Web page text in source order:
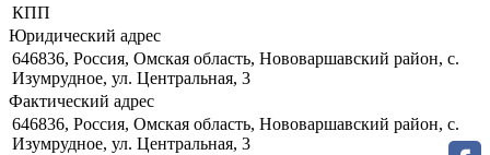
КПП
Юридический адрес
646836, Россия, Омская область, Нововаршавский район, с.
Изумрудное, ул. Центральная, 3
Фактический адрес
646836, Россия, Омская область, Нововаршавский район, с.
Изумрудное, ул. Центральная, 3